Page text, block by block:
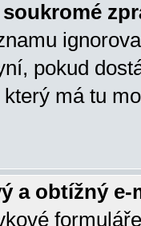
pokud
má tu
a obtížný